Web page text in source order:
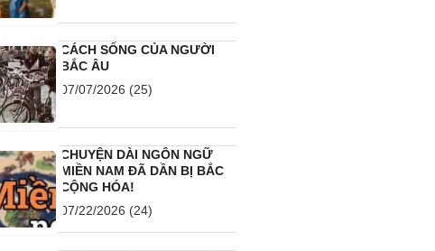
CÁCH SỐNG CỦA NGƯỜI
BẮC ÂU
07/07/2026 (25)
CHUYỆN DÀI NGÔN NGỮ
MIỀN NAM ĐÃ DẦN BỊ BẮC
CỘNG HÓA!
07/22/2026 (24)